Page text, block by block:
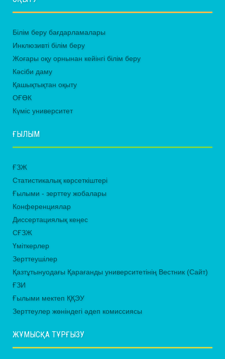
Білім беру бағдарламалары
Инклюзивті білім беру
Жоғары оқу орнынан кейінгі білім беру
Кәсіби даму
Қашықтықтан оқыту
ОҒӨК
Күміс университет
ҒЫЛЫМ
ҒЗЖ
Статистикалық көрсеткіштері
Ғылыми - зерттеу жобалары
Конференциялар
Диссертациялық кеңес
СҒЗЖ
Үміткерлер
Зерттеушілер
Қазтұтынуодағы Қарағанды университетінің Вестник (Сайт)
ҒЗИ
Ғылыми мектеп ҚҚЭУ
Зерттеулер жөніндегі әдеп комиссиясы
ЖҰМЫСҚА ТҰРҒЫЗУ